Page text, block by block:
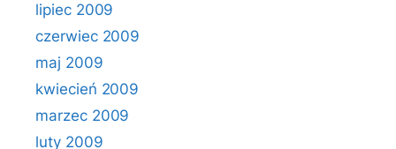
lipiec 2009
czerwiec 2009
maj 2009
kwiecień 2009
marzec 2009
luty 2009